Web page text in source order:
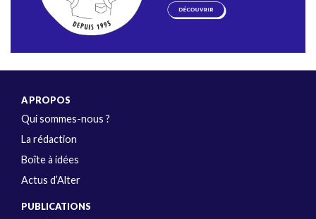
A PROPOS
Qui sommes-nous ?
La rédaction
Boîte à idées
Actus d’Alter
PUBLICATIONS